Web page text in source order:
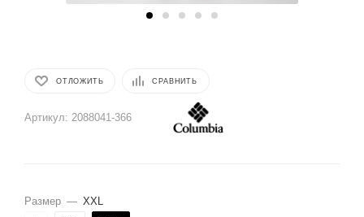
ОТЛОЖИТЬ СРАВНИТЬ
Артикул: 2088041-366
Размер — XXL